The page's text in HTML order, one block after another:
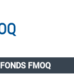
FONDS FMOQ